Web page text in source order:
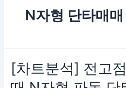
N자형 단타매매
[차트분석] 전고
[차
트
분